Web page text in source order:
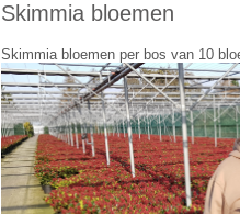
Skimmia bloemen
Skimmia bloemen per bos van 10